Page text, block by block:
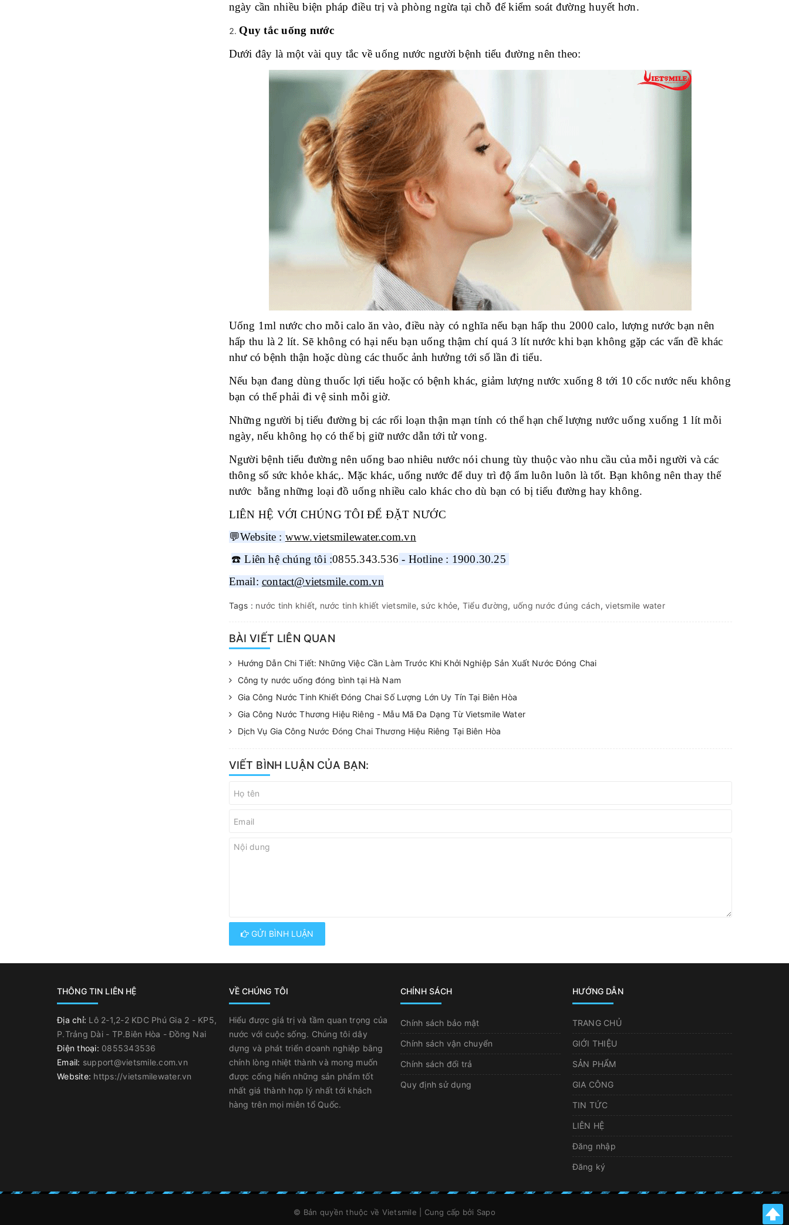
ngày cần nhiều biện pháp điều trị và phòng ngừa tại chỗ để kiểm soát đường huyết hơn.
Quy tắc uống nước
Dưới đây là một vài quy tắc về uống nước người bệnh tiểu đường nên theo:
Uống 1ml nước cho mỗi calo ăn vào, điều này có nghĩa nếu bạn hấp thu 2000 calo, lượng nước bạn nên
hấp thu là 2 lít. Sẽ không có hại nếu bạn uống thậm chí quá 3 lít nước khi bạn không gặp các vấn đề khác
như có bệnh thận hoặc dùng các thuốc ảnh hưởng tới số lần đi tiểu.
Nếu bạn đang dùng thuốc lợi tiểu hoặc có bệnh khác, giảm lượng nước xuống 8 tới 10 cốc nước nếu không
bạn có thể phải đi vệ sinh mỗi giờ.
Những người bị tiểu đường bị các rối loạn thận mạn tính có thể hạn chế lượng nước uống xuống 1 lít mỗi
ngày, nếu không họ có thể bị giữ nước dẫn tới tử vong.
Người bệnh tiểu đường nên uống bao nhiêu nước nói chung tùy thuộc vào nhu cầu của mỗi người và các
thông số sức khỏe khác,. Mặc khác, uống nước để duy trì độ ẩm luôn luôn là tốt. Bạn không nên thay thế
nước bằng những loại đồ uống nhiều calo khác cho dù bạn có bị tiểu đường hay không.
LIÊN HỆ VỚI CHÚNG TÔI ĐỂ ĐẶT NƯỚC
💬Website : www.vietsmilewater.com.vn
☎ ️ Liên hệ chúng tôi :0855.343.536 - Hotline : 1900.30.25
Email: contact@vietsmile.com.vn
Tags : nước tinh khiết, nước tinh khiết vietsmile, sức khỏe, Tiểu đường, uống nước đúng cách, vietsmile water
BÀI VIẾT LIÊN QUAN
Hướng Dẫn Chi Tiết: Những Việc Cần Làm Trước Khi Khởi Nghiệp Sản Xuất Nước Đóng Chai
Công ty nước uống đóng bình tại Hà Nam
Gia Công Nước Tinh Khiết Đóng Chai Số Lượng Lớn Uy Tín Tại Biên Hòa
Gia Công Nước Thương Hiệu Riêng - Mẫu Mã Đa Dạng Từ Vietsmile Water
Dịch Vụ Gia Công Nước Đóng Chai Thương Hiệu Riêng Tại Biên Hòa
VIẾT BÌNH LUẬN CỦA BẠN:
GỬI BÌNH LUẬN
THÔNG TIN LIÊN HỆ
Địa chỉ: Lô 2-1,2-2 KDC Phú Gia 2 - KP5,
P.Trảng Dài - TP.Biên Hòa - Đồng Nai
Điện thoại: 0855343536
Email: support@vietsmile.com.vn
Website: https://vietsmilewater.vn
VỀ CHÚNG TÔI
Hiểu được giá trị và tầm quan trọng của
nước với cuộc sống. Chúng tôi dây
dựng và phát triển doanh nghiệp bằng
chính lòng nhiệt thành và mong muốn
được cống hiến những sản phẩm tốt
nhất giá thành hợp lý nhất tới khách
hàng trên mọi miên tổ Quốc.
CHÍNH SÁCH
Chính sách bảo mật
Chính sách vận chuyển
Chính sách đổi trả
Quy định sử dụng
HƯỚNG DẪN
TRANG CHỦ
GIỚI THIỆU
SẢN PHẨM
GIA CÔNG
TIN TỨC
LIÊN HỆ
Đăng nhập
Đăng ký
© Bản quyền thuộc về Vietsmile Cung cấp bởi Sapo